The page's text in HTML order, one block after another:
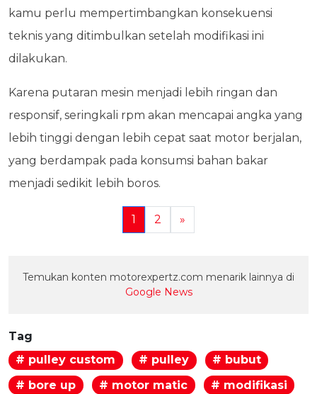
kamu perlu mempertimbangkan konsekuensi
teknis yang ditimbulkan setelah modifikasi ini
dilakukan.
Karena putaran mesin menjadi lebih ringan dan
responsif, seringkali rpm akan mencapai angka yang
lebih tinggi dengan lebih cepat saat motor berjalan,
yang berdampak pada konsumsi bahan bakar
menjadi sedikit lebih boros.
1 2 »
Temukan konten motorexpertz.com menarik lainnya di
Google News
Tag
# pulley custom
# pulley
# bubut
# bore up
# motor matic
# modifikasi